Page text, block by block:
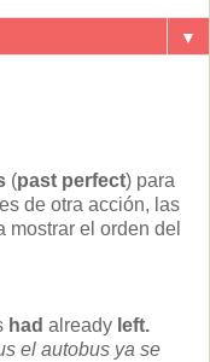
▼
(past perfect) para
de otra acción, las
mostrar el orden del
hadalready left.
el autobus ya se